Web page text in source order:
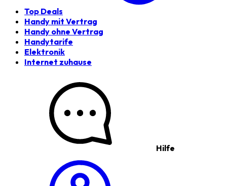
Top Deals
Handy mit Vertrag
Handy ohne Vertrag
Handytarife
Elektronik
Internet zuhause
Hilfe